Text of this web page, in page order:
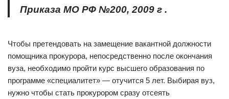
Приказа МО РФ №200, 2009 г .
Чтобы претендовать на замещение вакантной должности
помощника прокурора, непосредственно после окончания
вуза, необходимо пройти курс высшего образования по
программе «специалитет» — отучится 5 лет. Выбирая вуз,
нужно чтобы стать прокурором сразу отсеять